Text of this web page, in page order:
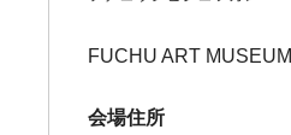
FUCHU ART MUSEUM
会場住所